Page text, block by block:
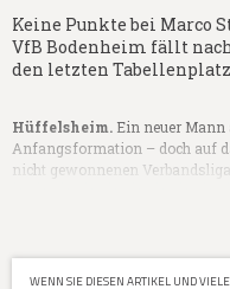
Keine Punkte bei Marco
VfB Bodenheim fällt
den letzten Tabellenplatz
Hüffelsheim. Ein neuer Mann
Anfangsformation – doch auf
nicht gewonnenen
WENN SIE DIESEN ARTIKEL UND